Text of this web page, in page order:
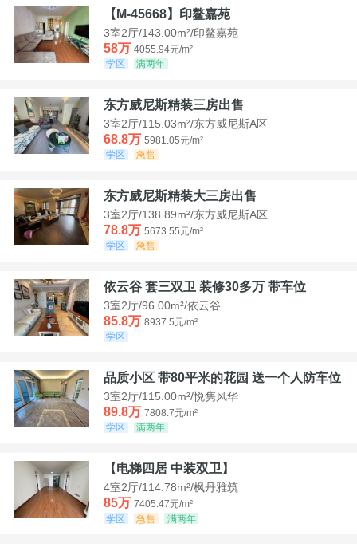
【M-45668】印鳌嘉苑
3室2厅/143.00m²/印鳌嘉苑
58万 4055.94元/m²
学区
满两年
东方威尼斯精装三房出售
3室2厅/115.03m²/东方威尼斯A区
68.8万 5981.05元/m²
学区
急售
东方威尼斯精装大三房出售
3室2厅/138.89m²/东方威尼斯A区
78.8万 5673.55元/m²
学区
急售
依云谷 套三双卫 装修30多万 带车位
3室2厅/96.00m²/依云谷
85.8万 8937.5元/m²
学区
品质小区 带80平米的花园 送一个人防车位
3室2厅/115.00m²/悦隽风华
89.8万 7808.7元/m²
学区
满两年
【电梯四居 中装双卫】
4室2厅/114.78m²/枫丹雅筑
85万 7405.47元/m²
学区
急售 满两年